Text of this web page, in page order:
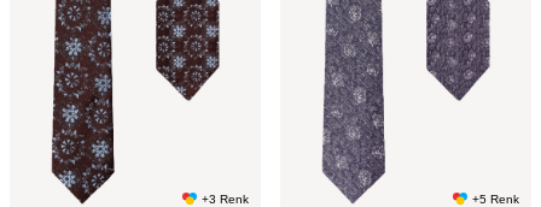
+3 Renk +5 Renk